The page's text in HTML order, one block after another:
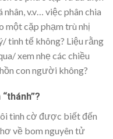
v.v… việc phân chia
một cặp phạm trù nhị
tinh tế không? Liệu rằng
xem nhẹ các chiều
con người không?
tình cờ được biết đến
về bom nguyên tử